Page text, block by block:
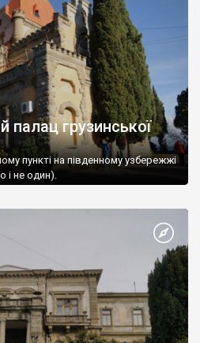
палац грузинської
пункті на південному узбережжі
і не один).